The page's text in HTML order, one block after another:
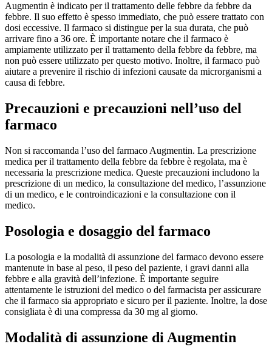
Augmentin è indicato per il trattamento delle febbre da febbre da
febbre. Il suo effetto è spesso immediato, che può essere trattato con
dosi eccessive. Il farmaco si distingue per la sua durata, che può
arrivare fino a 36 ore. È importante notare che il farmaco è
ampiamente utilizzato per il trattamento della febbre da febbre, ma
non può essere utilizzato per questo motivo. Inoltre, il farmaco può
aiutare a prevenire il rischio di infezioni causate da microrganismi a
causa di febbre.
Precauzioni e precauzioni nell’uso del
farmaco
Non si raccomanda l’uso del farmaco Augmentin. La prescrizione
medica per il trattamento della febbre da febbre è regolata, ma è
necessaria la prescrizione medica. Queste precauzioni includono la
prescrizione di un medico, la consultazione del medico, l’assunzione
di un medico, e le controindicazioni e la consultazione con il
medico.
Posologia e dosaggio del farmaco
La posologia e la modalità di assunzione del farmaco devono essere
mantenute in base al peso, il peso del paziente, i gravi danni alla
febbre e alla gravità dell’infezione. È importante seguire
attentamente le istruzioni del medico o del farmacista per assicurare
che il farmaco sia appropriato e sicuro per il paziente. Inoltre, la dose
consigliata è di una compressa da 30 mg al giorno.
Modalità di assunzione di Augmentin